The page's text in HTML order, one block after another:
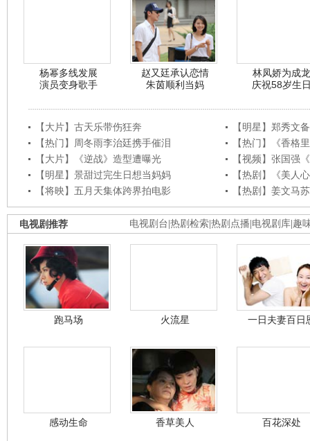
杨幂多线发展
演员变身歌手
赵又廷承认恋情
朱茵顺利当妈
林凤娇为成龙
庆祝58岁生
【大片】古天乐带伤狂奔
【明星】郑秀文
【热门】周冬雨李治廷携手催泪
【热门】《香格
【大片】《逆战》造型遭曝光
【视频】张国强
【明星】景甜过完生日想当妈妈
【热剧】《美人
【将映】五月天集体跨界拍电影
【热剧】姜文马
电视剧台 热剧检索 热剧点播 电视剧库 趣
电视剧推荐
跑马场 火流星 一日夫妻百日
感动生命 香草美人 百花深处